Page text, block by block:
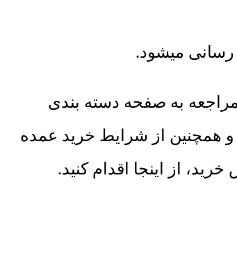
به صفحه دسته بندی
و همچنین از شرایط خرید عمده
از اینجا اقدام کنید.